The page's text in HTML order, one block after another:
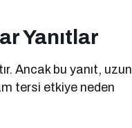
Yanıtlar
Ancak bu yanıt, uzun
tersi etkiye neden